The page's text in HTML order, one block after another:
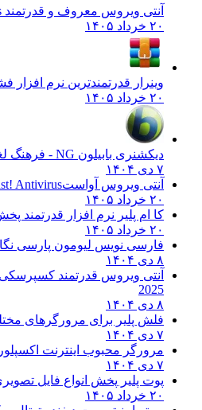
آنتی ویروس معروف و قدرتمند NOD32
۲۰ خرداد ۱۴۰۵
وینرار قدرتمندترین نرم افزار
۲۰ خرداد ۱۴۰۵
دیکشنری بابیلون NG - فرهنگ لغت کامپیوتر
۷ دی ۱۴۰۴
آنتی ویروس آواستAntivirus
۲۰ خرداد ۱۴۰۵
کا ام پلیر نرم افزار قدرتمند
۲۰ خرداد ۱۴۰۵
فارسی نویس لیومون پارسی
۸ دی ۱۴۰۴
آنتی ویروس قدرتمند کسپرسکی 2025
2025
۸ دی ۱۴۰۴
فلش پلیر برای مرورگرهای
۷ دی ۱۴۰۴
مرورگر محبوب اینترنت
۷ دی ۱۴۰۴
پوت پلیر پخش انواع فایل
۲۰ خرداد ۱۴۰۵